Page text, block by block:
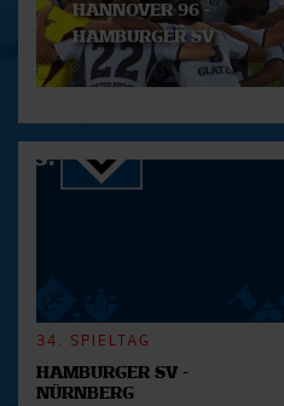
HANNOVER 96 -
HAMBURGER SV
34. SPIELTAG
HAMBURGER SV -
NÜRNBERG